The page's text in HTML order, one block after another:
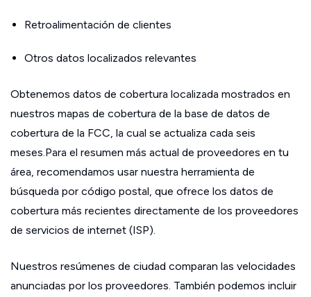
Retroalimentación de clientes
Otros datos localizados relevantes
Obtenemos datos de cobertura localizada mostrados en
nuestros mapas de cobertura de la base de datos de
cobertura de la FCC, la cual se actualiza cada seis
meses.Para el resumen más actual de proveedores en tu
área, recomendamos usar nuestra herramienta de
búsqueda por código postal, que ofrece los datos de
cobertura más recientes directamente de los proveedores
de servicios de internet (ISP).
Nuestros resúmenes de ciudad comparan las velocidades
anunciadas por los proveedores. También podemos incluir